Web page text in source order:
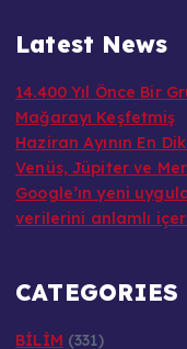
Latest News
14.400 Yıl Önce Bir
Mağarayı Keşfetmiş
Haziran Ayının En
Venüs, Jüpiter ve
Google’ın yeni
verilerini anlamlı
CATEGORIES
BİLİM (331)